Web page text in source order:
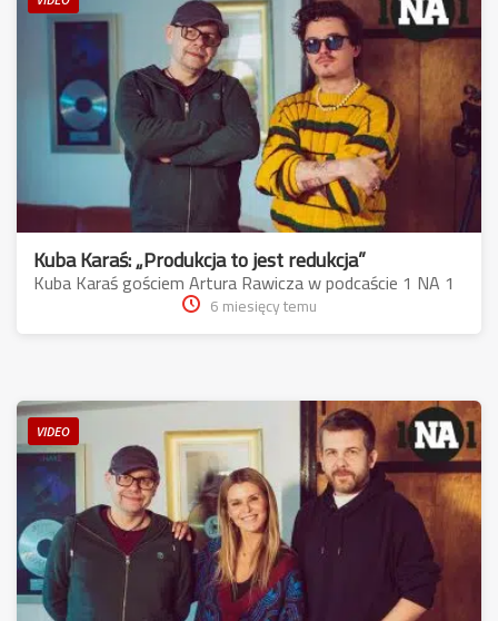
Kuba Karaś: „Produkcja to jest redukcja”
Kuba Karaś gościem Artura Rawicza w podcaście 1 NA 1
6 miesięcy temu
VIDEO